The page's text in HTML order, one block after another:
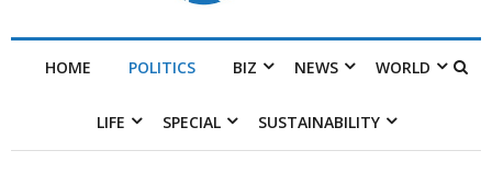
HOME POLITICS BIZ NEWS WORLD
LIFE SPECIAL SUSTAINABILITY